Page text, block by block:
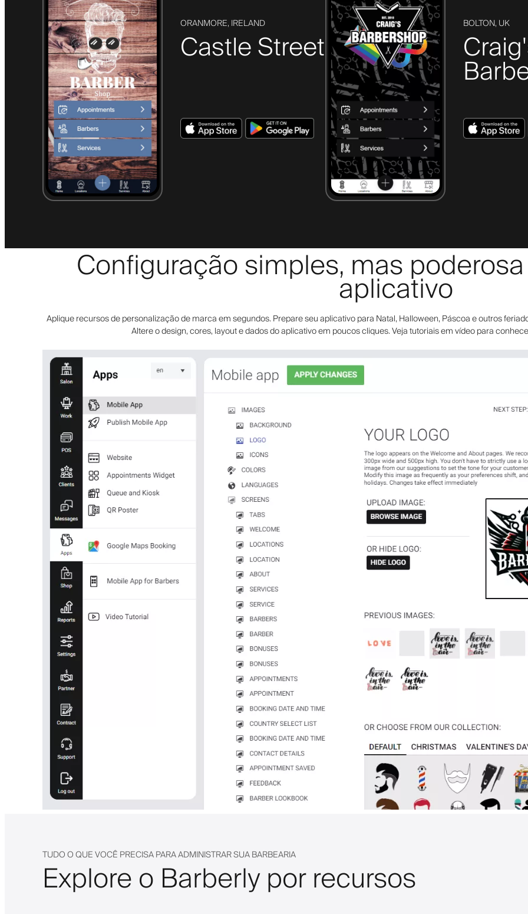
ORANMORE, IRELAND
Castle Street
BOLTON, UK
Configuração simples, mas
aplicativo
Aplique recursos de personalização de marca em segundos. Prepare seu aplicativo para Natal, Halloween, Páscoa e outros
Altere o design, cores, layout e dados do aplicativo em poucos cliques. Veja tutoriais em vídeo para
TUDO O QUE VOCÊ PRECISA PARA ADMINISTRAR SUA BARBEARIA
Explore o Barberly por recursos